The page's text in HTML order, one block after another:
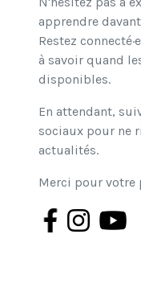
apprendre
Restez
à savoir quand
disponibles.
En attendant,
sociaux pour ne
actualités.
Merci pour votre